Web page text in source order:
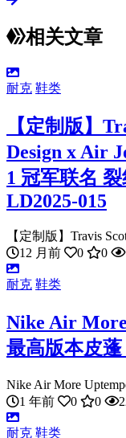
相关文章
耐克 鞋类
【定制版】
Design x Air
1 冠军联名
LD2025-015
【定制版】Travis
12 月前
0 0
耐克 鞋类
Nike Air
最高版本皮蓬
Nike Air More
1 年前
0 0
耐克 鞋类